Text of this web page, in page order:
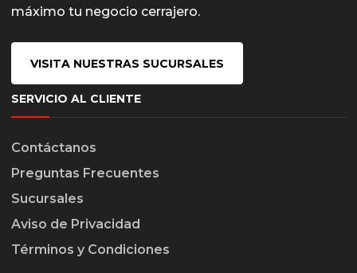
máximo tu negocio cerrajero.
VISITA NUESTRAS SUCURSALES
SERVICIO AL CLIENTE
Contáctanos
Preguntas Frecuentes
Sucursales
Aviso de Privacidad
Términos y Condiciones